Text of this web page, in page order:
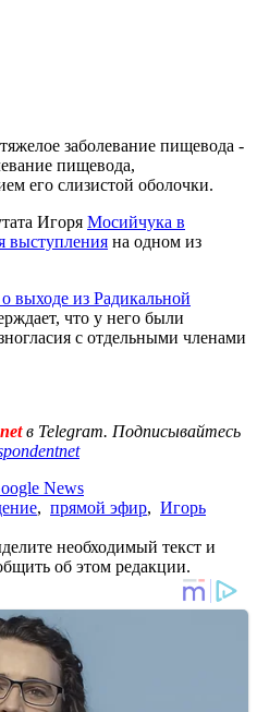
заболевание пищевода -
пищевода,
его слизистой оболочки.
Игоря Мосийчука в
выступления на одном из
выходе из Радикальной
что у него были
с отдельными членами
в Telegram. Подписывайтесь
News
, прямой эфир, Игорь
необходимый текст и
об этом редакции.